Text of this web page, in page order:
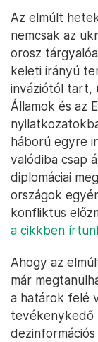
Az elmúlt
nemcsak az
orosz
keleti irányú
inváziótól tart,
Államok és az
háború egyre
valódiba csap
diplomáciai
országok
konfliktus
a cikkben
Ahogy az
már
a határok felé
tevékenykedő